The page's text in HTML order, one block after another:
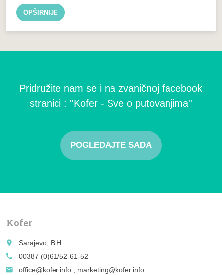
OPŠIRNIJE
Pridružite nam se i na zvaničnoj facebook
stranici : ''Kofer - Sve o putovanjima''
POGLEDAJTE SADA
Kofer
place
Sarajevo, BiH
call
00387 (0)61/52-61-52
email
office@kofer.info , marketing@kofer.info